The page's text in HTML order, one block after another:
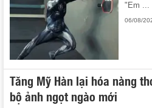
"Em ...
06/08/
Tăng Mỹ Hàn lại hóa nàng
bộ ảnh ngọt ngào mới